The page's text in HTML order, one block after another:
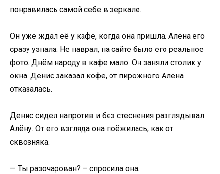
понравилась самой себе в зеркале.
Он уже ждал её у кафе, когда она пришла. Алёна его
сразу узнала. Не наврал, на сайте было его реальное
фото. Днём народу в кафе мало. Он заняли столик у
окна. Денис заказал кофе, от пирожного Алёна
отказалась.
Денис сидел напротив и без стеснения разглядывал
Алёну. От его взгляда она поёжилась, как от
сквозняка.
— Ты разочарован? – спросила она.